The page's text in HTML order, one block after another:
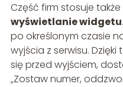
Część firm stosuje także
wyświetlanie widgetu
po określonym czasie
wyjścia z serwisu.
się przed wyjściem,
„Zostaw numer,